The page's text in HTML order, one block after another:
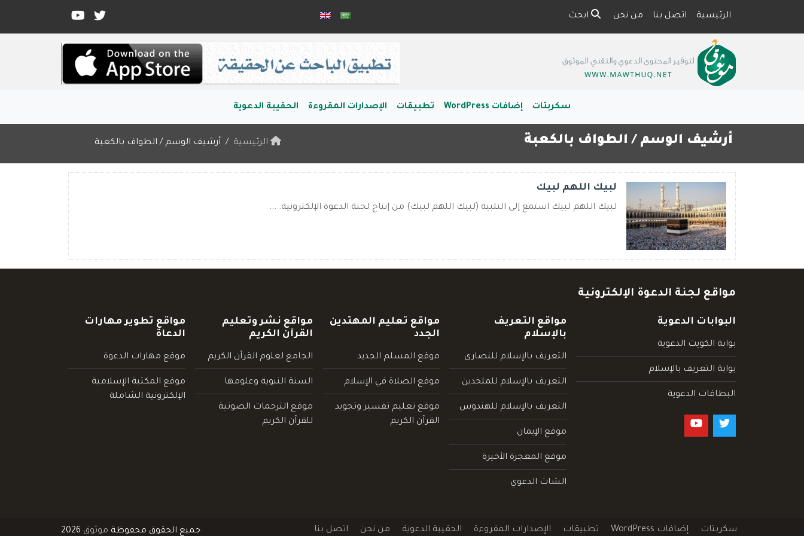
الرئيسية اتصل بنا من نحن ابحث
سكربتات إضافات WordPress تطبيقات الإصدارات المقروءة الحقيبة الدعوية
أرشيف الوسم / الطواف بالكعبة الرئيسية أرشيف الوسم / الطواف بالكعبة
لبيك اللهم لبيك
لبيك اللهم لبيك استمع إلى التلبية (لبيك اللهم لبيك) من إنتاج لجنة الدعوة الإلكترونية. ...
مواقع لجنة الدعوة الإلكترونية
البوابات الدعوية
بوابة الكويت الدعوية
بوابة التعريف بالإسلام
البطاقات الدعوية
مواقع التعريف
بالإسلام
التعريف بالإسلام للنصارى
التعريف بالإسلام للملحدين
التعريف بالإسلام للهندوس
موقع الإيمان
موقع المعجزة الأخيرة
الشات الدعوي
مواقع تعليم المهتدين
الجدد
موقع المسلم الجديد
موقع الصلاة في الإسلام
موقع تعليم تفسير وتجويد
القرآن الكريم
مواقع نشر وتعليم
القرآن الكريم
الجامع لعلوم القرآن الكريم
السنة النبوية وعلومها
موقع الترجمات الصوتية
للقرآن الكريم
مواقع تطوير مهارات
الدعاة
موقع مهارات الدعوة
موقع المكتبة الإسلامية
الإلكترونية الشاملة
سكربتات إضافات WordPress تطبيقات الإصدارات المقروءة الحقيبة الدعوية من نحن اتصل بنا جميع الحقوق محفوظة موثوق